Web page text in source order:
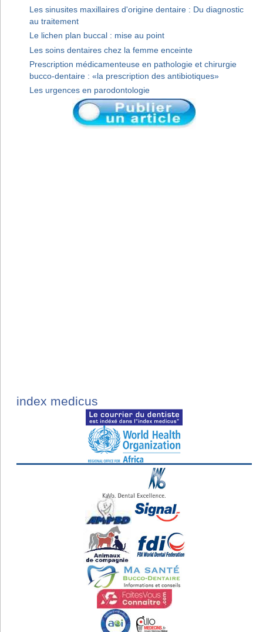
Les sinusites maxillaires d'origine dentaire : Du diagnostic
au traitement
Le lichen plan buccal : mise au point
Les soins dentaires chez la femme enceinte
Prescription médicamenteuse en pathologie et chirurgie
bucco-dentaire : «la prescription des antibiotiques»
Les urgences en parodontologie
index medicus